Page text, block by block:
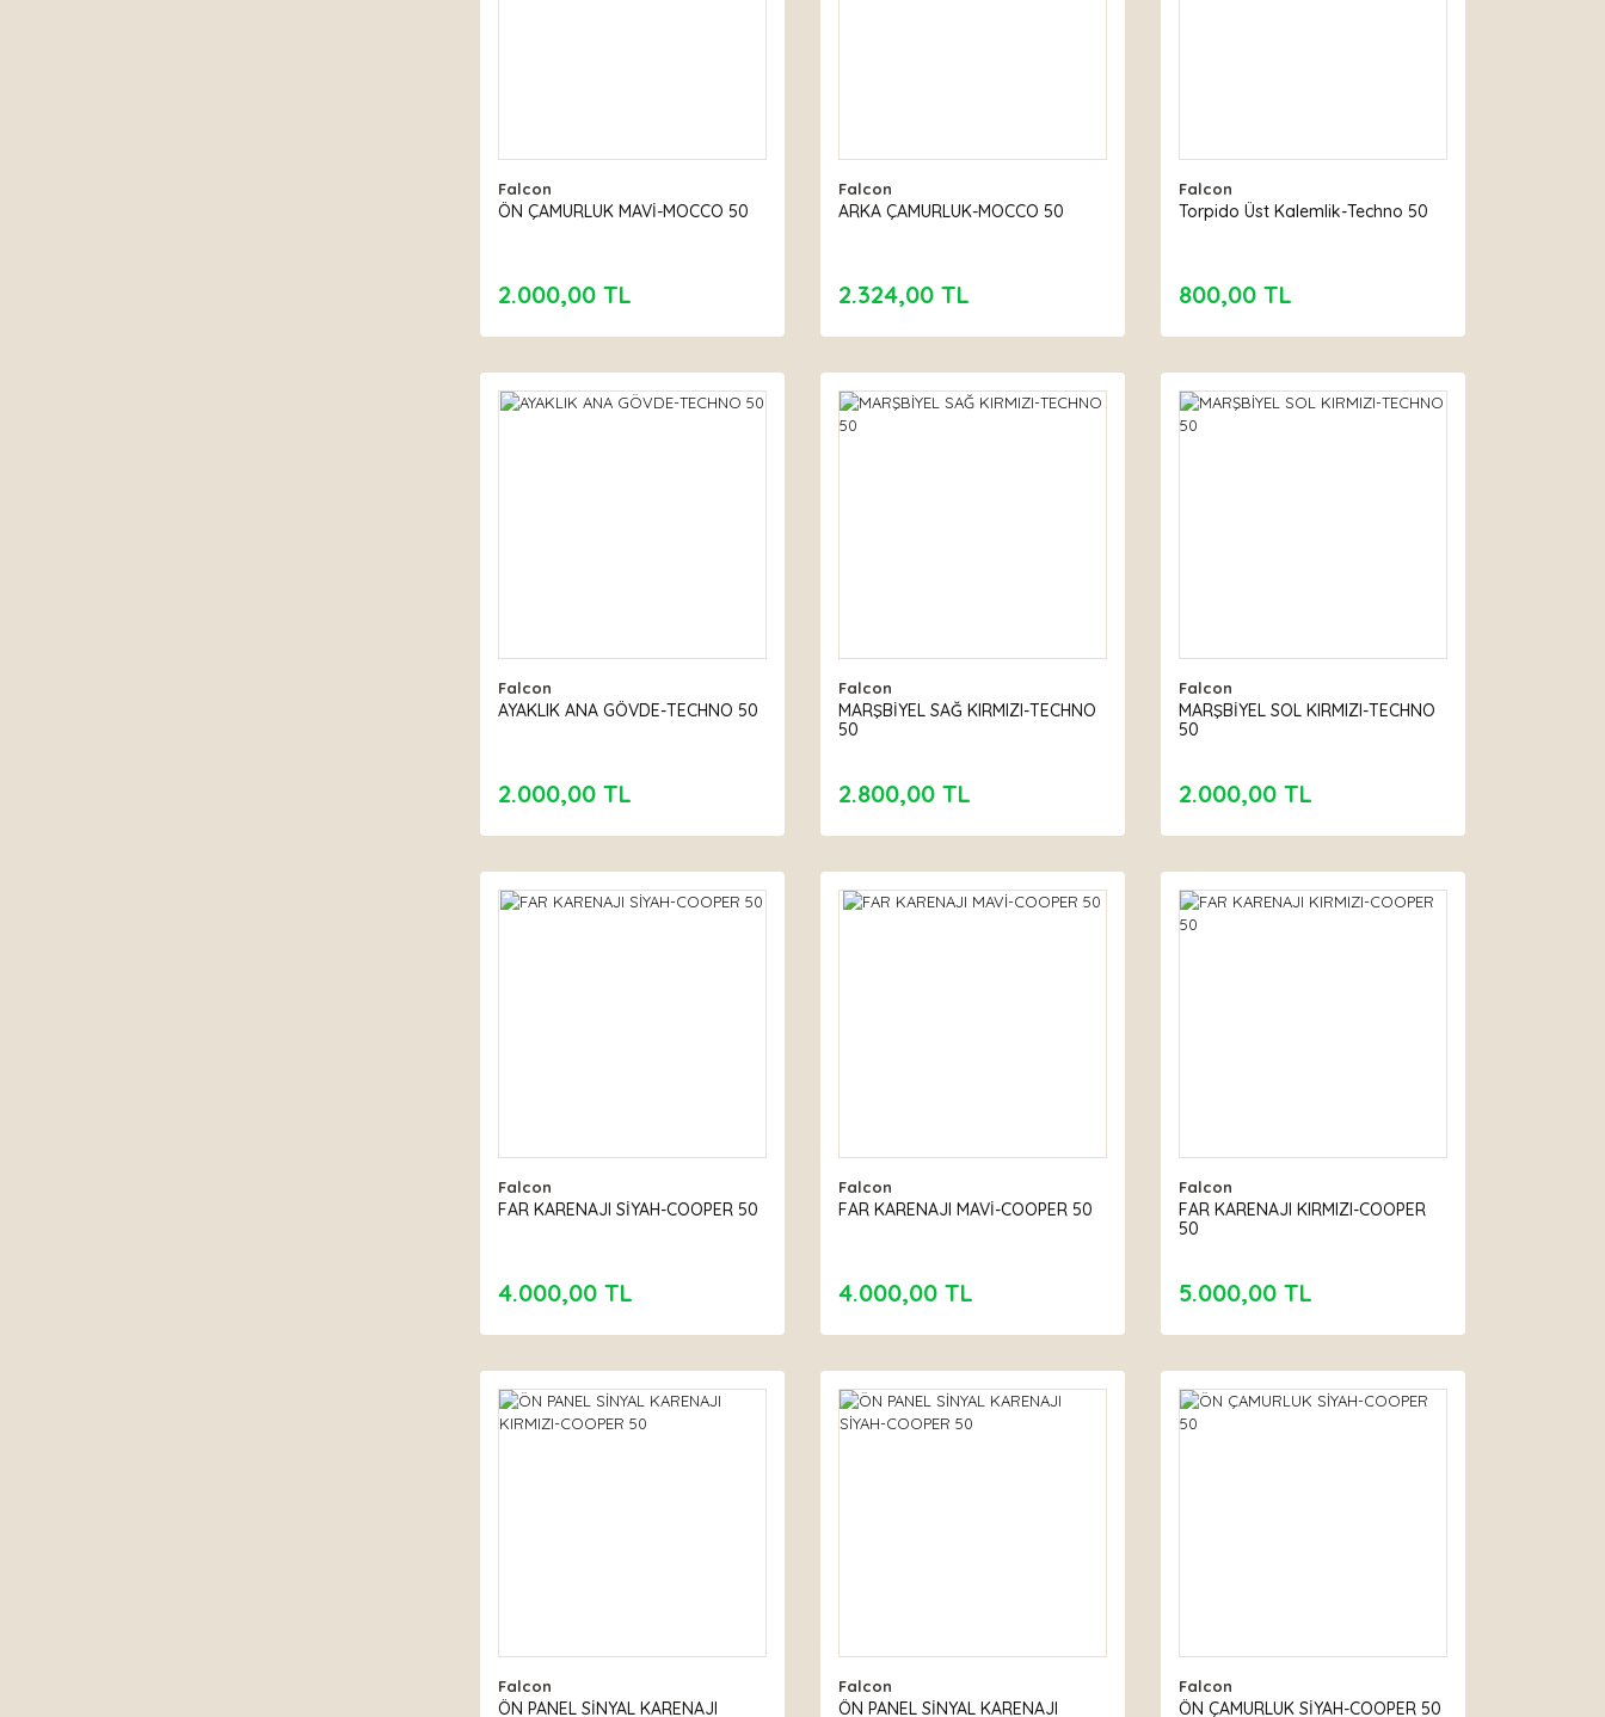
Falcon
ÖN ÇAMURLUK MAVİ-MOCCO 50
2.000,00 TL
Falcon
ARKA ÇAMURLUK-MOCCO 50
2.324,00 TL
Falcon
Torpido Üst Kalemlik-Techno 50
800,00 TL
Falcon
AYAKLIK ANA GÖVDE-TECHNO 50
2.000,00 TL
Falcon
MARŞBİYEL SAĞ KIRMIZI-TECHNO
50
2.800,00 TL
Falcon
MARŞBİYEL SOL KIRMIZI-TECHNO
50
2.000,00 TL
Falcon
FAR KARENAJI SİYAH-COOPER 50
4.000,00 TL
Falcon
FAR KARENAJI MAVİ-COOPER 50
4.000,00 TL
Falcon
FAR KARENAJI KIRMIZI-COOPER
50
5.000,00 TL
Falcon
ÖN PANEL SİNYAL KARENAJI
Falcon
ÖN PANEL SİNYAL KARENAJI
Falcon
ÖN ÇAMURLUK SİYAH-COOPER 50